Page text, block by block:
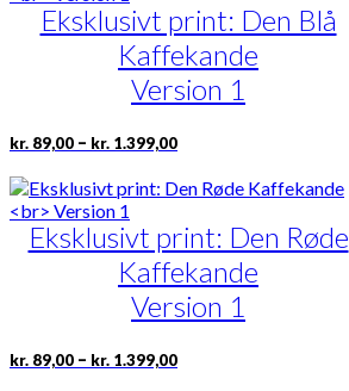
varianter.
Mulighederne
kan
vælges
på
Eksklusivt print: Den Blå
Kaffekande
Version 1
kr. 89,00 – kr. 1.399,00Prisinterval:
kr. 1.399,00
Dette
har
varianter.
Mulighederne
kan
vælges
på
Eksklusivt print: Den Røde
Kaffekande
Version 1
kr. 89,00 – kr. 1.399,00Prisinterval:
Dette